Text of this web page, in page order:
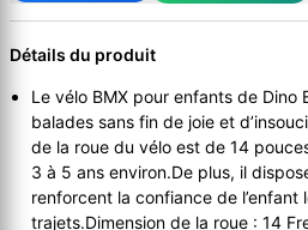
Détails du produit
Le vélo BMX pour enfants de Dino
balades sans fin de joie et
de la roue du vélo est de 14
3 à 5 ans environ.De plus, il
renforcent la confiance de l’enfant
trajets.Dimension de la roue : 14